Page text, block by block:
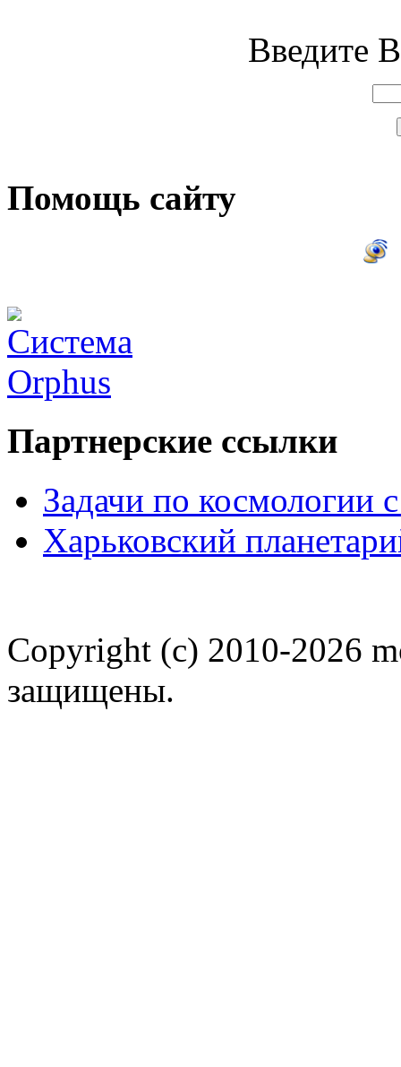
Введите
Помощь сайту
Партнерские ссылки
Задачи по космологии
Харьковский
Copyright (c) 2010-2026
защищены.